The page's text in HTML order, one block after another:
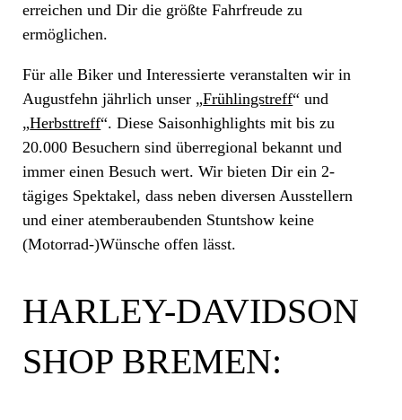
erreichen und Dir die größte Fahrfreude zu
ermöglichen.
Für alle Biker und Interessierte veranstalten wir in
Augustfehn jährlich unser „Frühlingstreff“ und
„Herbsttreff“. Diese Saisonhighlights mit bis zu
20.000 Besuchern sind überregional bekannt und
immer einen Besuch wert. Wir bieten Dir ein 2-
tägiges Spektakel, dass neben diversen Ausstellern
und einer atemberaubenden Stuntshow keine
(Motorrad-)Wünsche offen lässt.
HARLEY-DAVIDSON
SHOP BREMEN: